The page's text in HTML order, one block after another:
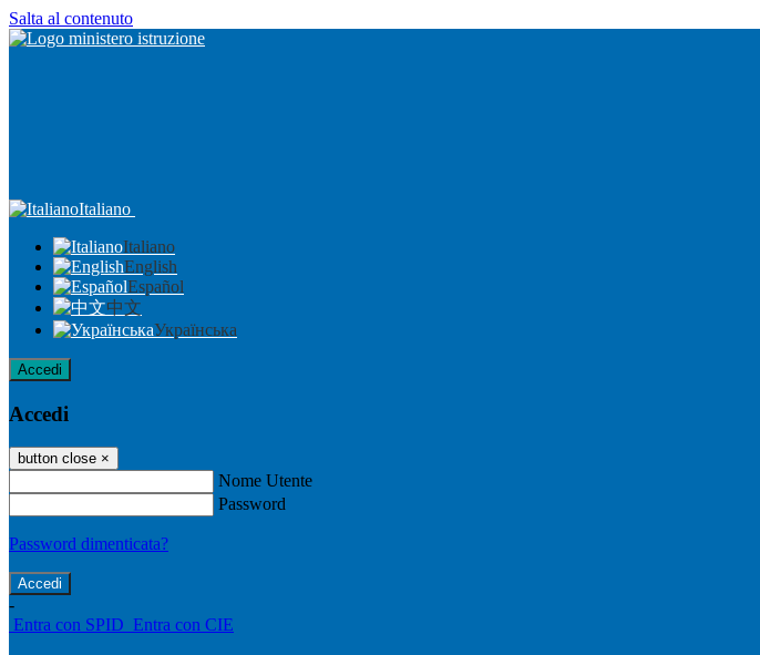
Salta al contenuto
Italiano
Italiano
English
Español
中文
Українська
Accedi
Accedi
button close ×
Nome Utente
Password
Password dimenticata?
-
Entra con SPID Entra con CIE